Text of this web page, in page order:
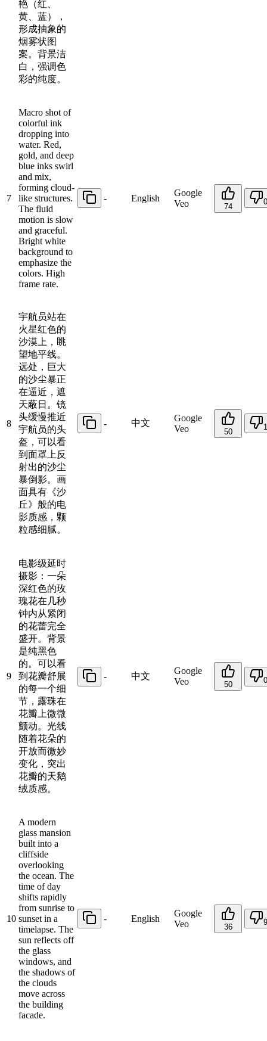
艳（红、
黄、蓝），
形成抽象的
烟雾状图
案。背景洁
白，强调色
彩的纯度。
7
Macro shot of
colorful ink
dropping into
water. Red,
gold, and deep
blue inks swirl
and mix,
forming cloud-
like structures.
The fluid
motion is slow
and graceful.
Bright white
background to
emphasize the
colors. High
frame rate.
- English
Google
Veo
74
0
8
宇航员站在
火星红色的
沙漠上，眺
望地平线。
远处，巨大
的沙尘暴正
在逼近，遮
天蔽日。镜
头缓慢推近
宇航员的头
盔，可以看
到面罩上反
射出的沙尘
暴倒影。画
面具有《沙
丘》般的电
影质感，颗
粒感细腻。
- 中文
Google
Veo
50
9
电影级延时
摄影：一朵
深红色的玫
瑰花在几秒
钟内从紧闭
的花蕾完全
盛开。背景
是纯黑色
的。可以看
到花瓣舒展
的每一个细
节，露珠在
花瓣上微微
颤动。光线
随着花朵的
开放而微妙
变化，突出
花瓣的天鹅
绒质感。
- 中文
Google
Veo
50 0
10
A modern
glass mansion
built into a
cliffside
overlooking
the ocean. The
time of day
shifts rapidly
from sunrise to
sunset in a
timelapse. The
sun reflects off
the glass
windows, and
the shadows of
the clouds
move across
the building
facade.
- English
Google
Veo
36
9